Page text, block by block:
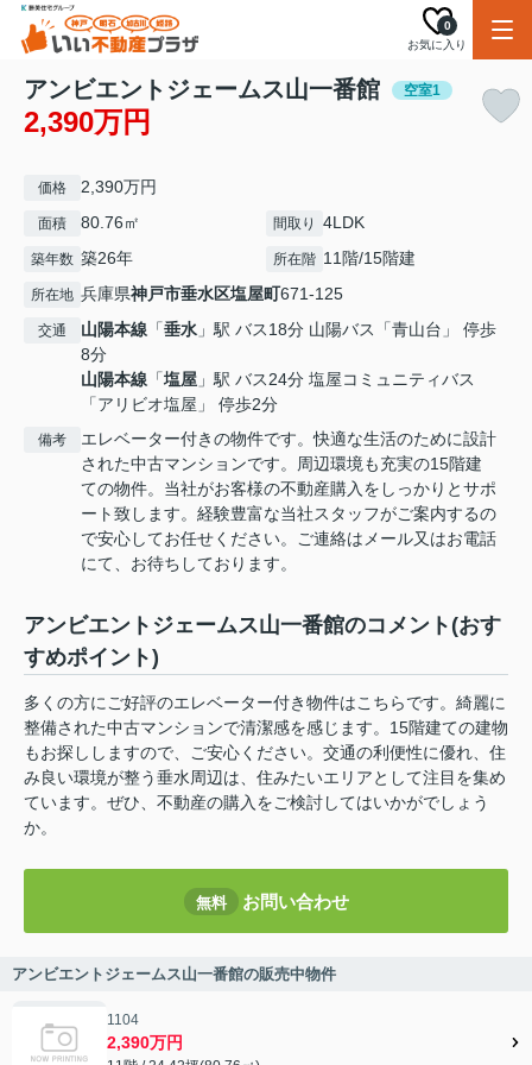
お気に入り
0
アンビエントジェームス山一番館 空室1
2,390万円
価格 2,390万円
面積 80.76㎡ 間取り 4LDK
築年数 築26年 所在階 11階/15階建
所在地 兵庫県神戸市垂水区塩屋町671-125
交通 山陽本線 「垂水 」駅 バス18分 山陽バス「青山台」 停歩
8分
山陽本線 「塩屋 」駅 バス24分 塩屋コミュニティバス
「アリビオ塩屋」 停歩2分
備考
エレベーター付きの物件です。快適な生活のために設計
された中古マンションです。周辺環境も充実の15階建
ての物件。当社がお客様の不動産購入をしっかりとサポ
ート致します。経験豊富な当社スタッフがご案内するの
で安心してお任せください。ご連絡はメール又はお電話
にて、お待ちしております。
アンビエントジェームス山一番館のコメント(おす
すめポイント)
多くの方にご好評のエレベーター付き物件はこちらです。綺麗に
整備された中古マンションで清潔感を感じます。15階建ての建物
もお探ししますので、ご安心ください。交通の利便性に優れ、住
み良い環境が整う垂水周辺は、住みたいエリアとして注目を集め
ています。ぜひ、不動産の購入をご検討してはいかがでしょう
か。
無料 お問い合わせ
アンビエントジェームス山一番館の販売中物件
1104
2,390万円